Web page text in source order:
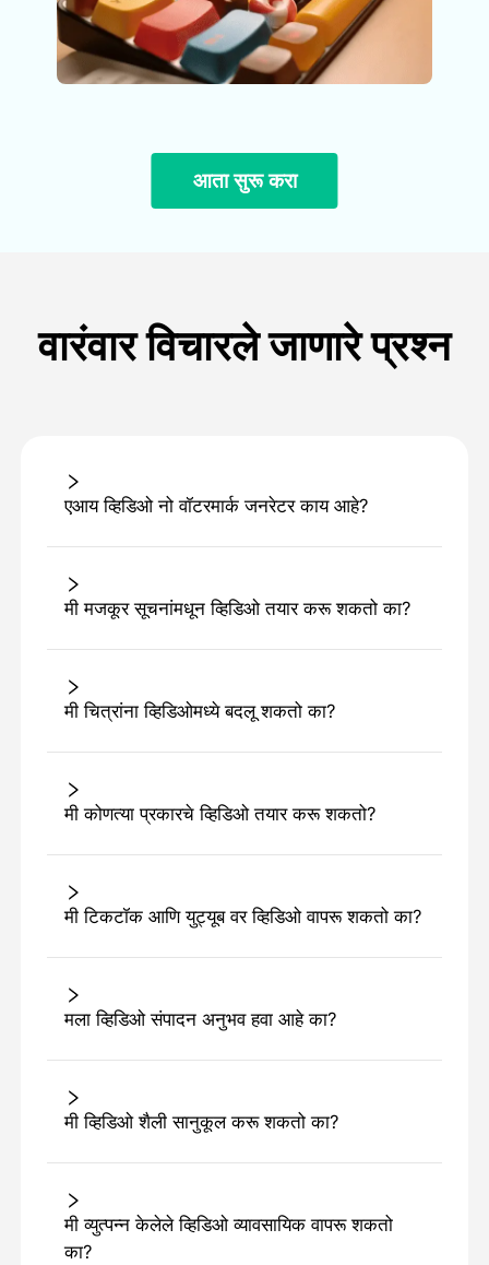
आता सुरू करा
वारंवार विचारले जाणारे प्रश्न
एआय व्हिडिओ नो वॉटरमार्क जनरेटर काय आहे?
मी मजकूर सूचनांमधून व्हिडिओ तयार करू शकतो का?
मी चित्रांना व्हिडिओमध्ये बदलू शकतो का?
मी कोणत्या प्रकारचे व्हिडिओ तयार करू शकतो?
मी टिकटॉक आणि युट्यूब वर व्हिडिओ वापरू शकतो का?
मला व्हिडिओ संपादन अनुभव हवा आहे का?
मी व्हिडिओ शैली सानुकूल करू शकतो का?
मी व्युत्पन्न केलेले व्हिडिओ व्यावसायिक वापरू शकतो
का?